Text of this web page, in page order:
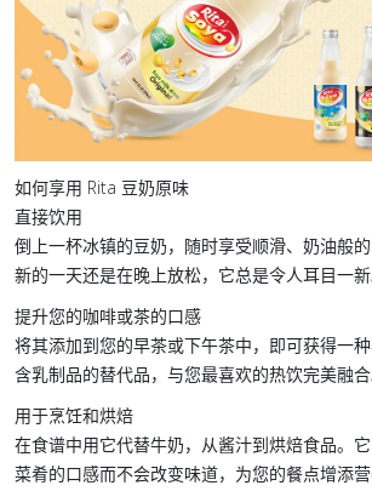
如何享用 Rita 豆奶原味
直接饮用
倒上一杯冰镇的豆奶，随时享受顺滑、奶油般
新的一天还是在晚上放松，它总是令人耳目一新
提升您的咖啡或茶的口感
将其添加到您的早茶或下午茶中，即可获得一
含乳制品的替代品，与您最喜欢的热饮完美融合
用于烹饪和烘焙
在食谱中用它代替牛奶，从酱汁到烘焙食品。
菜肴的口感而不会改变味道，为您的餐点增添营